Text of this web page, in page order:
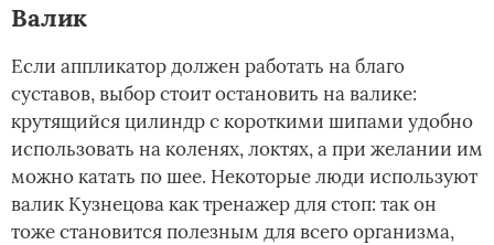
Валик
Если аппликатор должен работать на благо
суставов, выбор стоит остановить на валике:
крутящийся цилиндр с короткими шипами удобно
использовать на коленях, локтях, а при желании им
можно катать по шее. Некоторые люди используют
валик Кузнецова как тренажер для стоп: так он
тоже становится полезным для всего организма,